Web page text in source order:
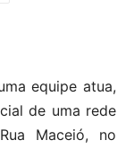
equipe atua,
de uma rede
Maceió, no